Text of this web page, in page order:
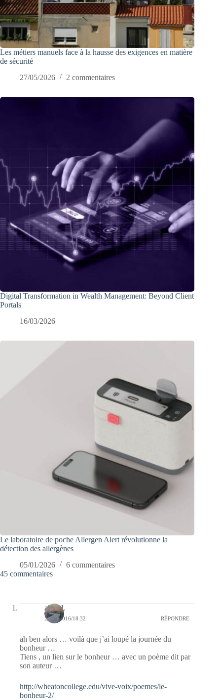
Les métiers manuels face à la hausse des exigences en matière
de sécurité
27/05/2026
2 commentaires
Digital Transformation in Wealth Management: Beyond Client
Portals
16/03/2026
Le laboratoire de poche Allergen Alert révolutionne la
détection des allergènes
05/01/2026
6 commentaires
45 commentaires
alain l.
24/03/2016/18:32 RÉPONDRE
ah ben alors … voilà que j’ai loupé la journée du
bonheur …
Tiens , un lien sur le bonheur … avec un poème dit par
son auteur …
http://wheatoncollege.edu/vive-voix/poemes/le-
bonheur-2/